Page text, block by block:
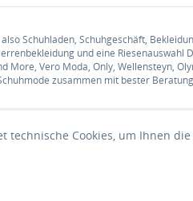
Schuhladen, Schuhgeschäft,
und eine Riesenauswahl
More, Vero Moda, Only, Wellensteyn,
zusammen mit bester
technische Cookies, um Ihnen